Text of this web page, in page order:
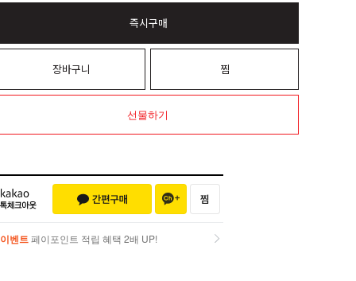
즉시구매
장바구니 찜
선물하기
이벤트 페이포인트 적립 혜택 2배 UP!